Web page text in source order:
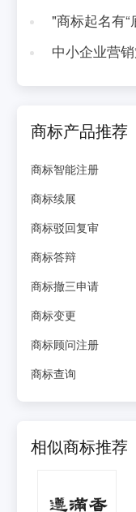
"商标起名有“
中小企业营
商标产品推荐
商标智能注册
商标续展
商标驳回复审
商标答辩
商标撤三申请
商标变更
商标顾问注册
商标查询
相似商标推荐